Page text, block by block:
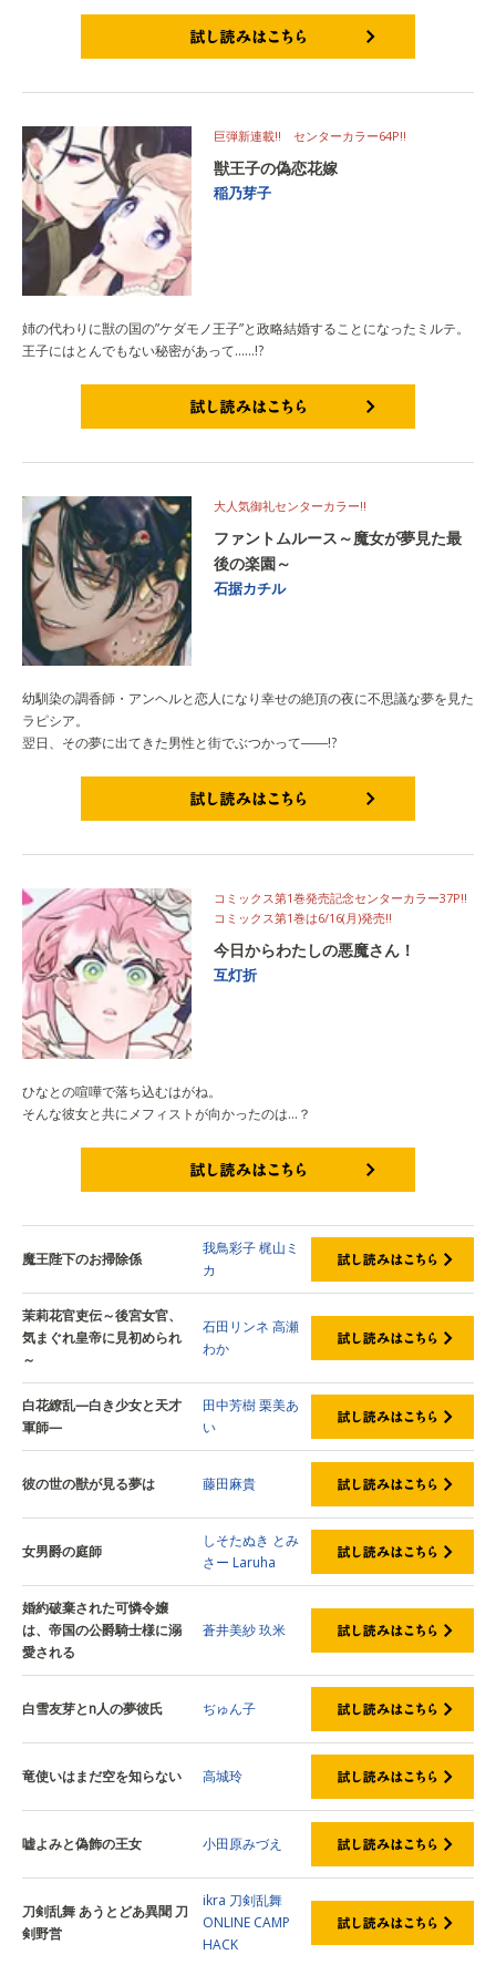
巨弾新連載!! センターカラー64P!!
獣王子の偽恋花嫁
稲乃芽子
姉の代わりに獣の国の”ケダモノ王子”と政略結婚することになったミルテ。
王子にはとんでもない秘密があって……!?
大人気御礼センターカラー!!
ファントムルース～魔女が夢見た最
後の楽園～
石据カチル
幼馴染の調香師・アンヘルと恋人になり幸せの絶頂の夜に不思議な夢を見た
ラピシア。
翌日、その夢に出てきた男性と街でぶつかって――!?
コミックス第1巻発売記念センターカラー37P!!
コミックス第1巻は6/16(月)発売!!
今日からわたしの悪魔さん！
互灯折
ひなとの喧嘩で落ち込むはがね。
そんな彼女と共にメフィストが向かったのは…？
魔王陛下のお掃除係
我鳥彩子梶山ミ
カ
茉莉花官吏伝～後宮女官、
気まぐれ皇帝に見初められ
～
石田リンネ 高瀬
わか
白花繚乱—白き少女と天才
軍師—
田中芳樹栗美あ
い
彼の世の獣が見る夢は 藤田麻貴
女男爵の庭師
しそたぬき とみ
さー Laruha
婚約破棄された可憐令嬢
は、帝国の公爵騎士様に溺
愛される
蒼井美紗玖米
白雪友芽とn人の夢彼氏 ぢゅん子
竜使いはまだ空を知らない 高城玲
嘘よみと偽飾の王女 小田原みづえ
刀剣乱舞 あうとどあ異聞 刀
剣野営
ikra 刀剣乱舞
ONLINE CAMP
HACK